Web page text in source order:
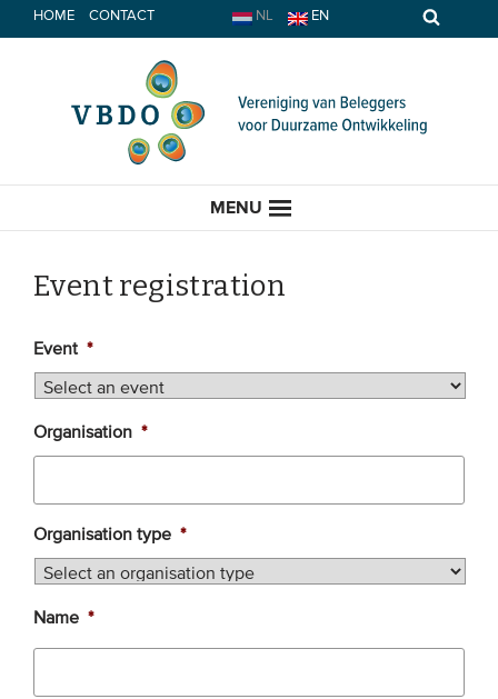
Spring
naar
HOME CONTACT NL EN
MENU
ACTUEEL
EVENEMENTEN
Event registration
Event *
Organisation *
Organisation type *
Name *